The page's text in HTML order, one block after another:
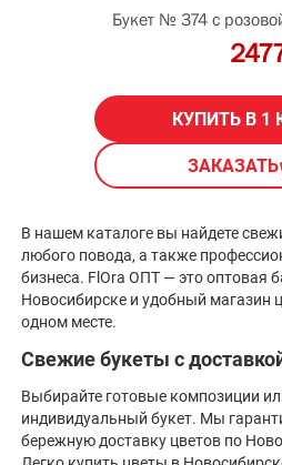
Букет № 374 с
КУПИТЬ В 1
ЗАКАЗАТЬ
В нашем каталоге вы найдете
любого повода, а также
бизнеса. FlOra ОПТ — это оптовая
Новосибирске и удобный магазин
одном месте.
Свежие букеты с
Выбирайте готовые композиции
индивидуальный букет. Мы
бережную доставку цветов по